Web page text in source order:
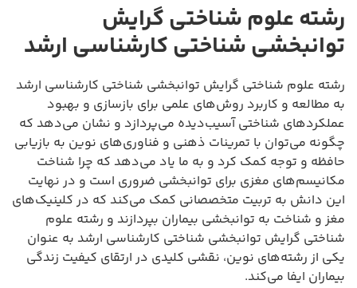
رشته علوم شناختی گرایش
توانبخشی شناختی کارشناسی ارشد
رشته علوم شناختی گرایش توانبخشی شناختی کارشناسی ارشد
به مطالعه و کاربرد روش‌های علمی برای بازسازی و بهبود
عملکردهای شناختی آسیب‌دیده می‌پردازد و نشان می‌دهد که
چگونه می‌توان با تمرینات ذهنی و فناوری‌های نوین به بازیابی
حافظه و توجه کمک کرد و به ما یاد می‌دهد که چرا شناخت
مکانیسم‌های مغزی برای توانبخشی ضروری است و در نهایت
این دانش به تربیت متخصصانی کمک می‌کند که در کلینیک‌های
مغز و شناخت به توانبخشی بیماران بپردازند و رشته علوم
شناختی گرایش توانبخشی شناختی کارشناسی ارشد به عنوان
یکی از رشته‌های نوین، نقشی کلیدی در ارتقای کیفیت زندگی
بیماران ایفا می‌کند.